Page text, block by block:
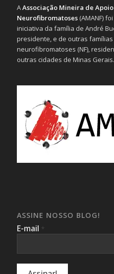
AAssociação Mineira de Apoio
Neurofibromatoses(AMANF)
iniciativa da família de André
presidente, e de outras
neurofibromatoses (NF),
outras cidades de Minas Gerais.
ASSINE NOSSO BLOG!
E-mail *